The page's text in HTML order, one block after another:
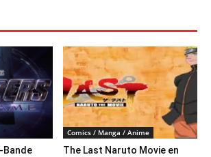
Bande
Comics / Manga / Anime
The Last Naruto Movie en